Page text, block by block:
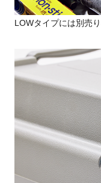
LOWタイプには別売